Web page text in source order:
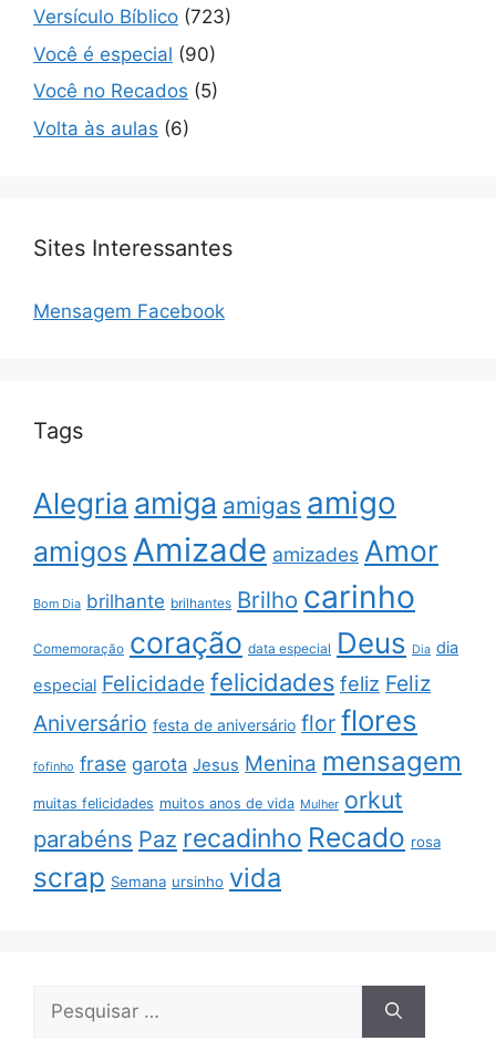
Versículo Bíblico (723)
Você é especial (90)
Você no Recados (5)
Volta às aulas (6)
Sites Interessantes
Mensagem Facebook
Tags
Alegria amiga amigas amigo
amigos Amizade amizades Amor
Bom Dia brilhante brilhantes Brilho carinho
Comemoração coração data especial Deus Dia dia
especial Felicidade felicidades feliz Feliz
Aniversário festa de aniversário flor flores
fofinho frase garota Jesus Menina mensagem
muitas felicidades muitos anos de vida Mulher orkut
parabéns Paz recadinho Recado rosa
scrap Semana ursinho vida
por: